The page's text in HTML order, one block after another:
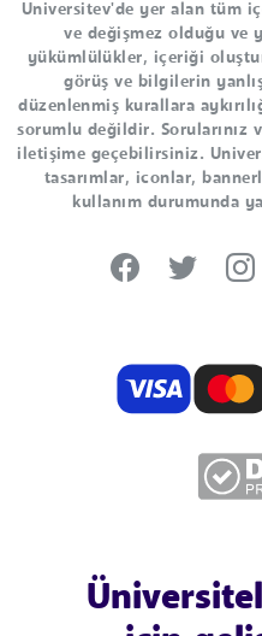
Universitev'de yer alan tüm
ve değişmez olduğu ve
yükümlülükler, içeriği
görüş ve bilgilerin
düzenlenmiş kurallara
sorumlu değildir. Sorularınız
iletişime geçebilirsiniz.
tasarımlar, iconlar,
kullanım durumunda